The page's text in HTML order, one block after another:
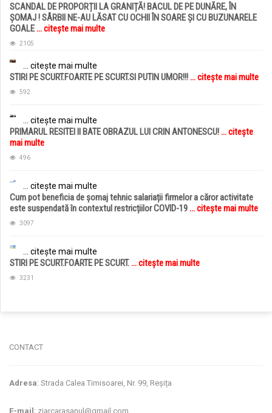
SCANDAL DE PROPORȚII LA GRANIȚĂ! BACUL DE PE DUNĂRE, ÎN
ȘOMAJ ! SÂRBII NE-AU LĂSAT CU OCHII ÎN SOARE ȘI CU BUZUNARELE
GOALE... citește mai multe
2105
... citește mai multe
STIRI PE SCURT.FOARTE PE SCURT.SI PUTIN UMOR!!!... citește mai multe
592
... citește mai multe
PRIMARUL RESITEI II BATE OBRAZUL LUI CRIN ANTONESCU!... citește
mai multe
496
... citește mai multe
Cum pot beneficia de șomaj tehnic salariații firmelor a căror activitate
este suspendată în contextul restricțiilor COVID-19... citește mai multe
3097
... citește mai multe
STIRI PE SCURT.FOARTE PE SCURT.... citește mai multe
3231
CONTACT
Adresa: Strada Calea Timisoarei, Nr. 99, Reșița
E-mail: ziarcarasanul@gmail.com